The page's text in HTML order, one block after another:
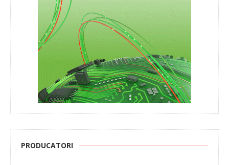
PRODUCATORI